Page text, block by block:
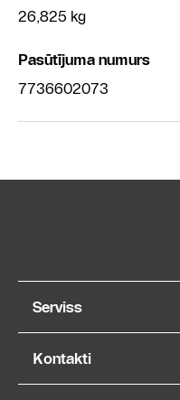
26,825 kg
Pasūtījuma numurs
7736602073
Serviss
Kontakti